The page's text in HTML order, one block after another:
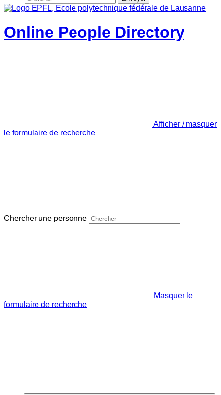
Online People Directory
Afficher / masquer
le formulaire de recherche
Chercher une personne
Masquer le
formulaire de recherche